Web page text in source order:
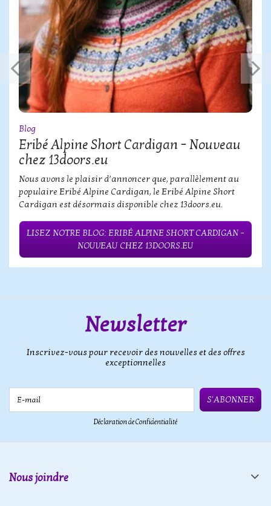
Blog
Eribé Alpine Short Cardigan – Nouveau
chez 13doors.eu
Nous avons le plaisir d’annoncer que, parallèlement au
populaire Eribé Alpine Cardigan, le Eribé Alpine Short
Cardigan est désormais disponible chez 13doors.eu.
LISEZ NOTRE BLOG: ERIBÉ ALPINE SHORT CARDIGAN –
NOUVEAU CHEZ 13DOORS.EU
Newsletter
Inscrivez-vous pour recevoir des nouvelles et des offres
exceptionnelles
S'ABONNER
Déclaration de Confidentialité
Nous joindre